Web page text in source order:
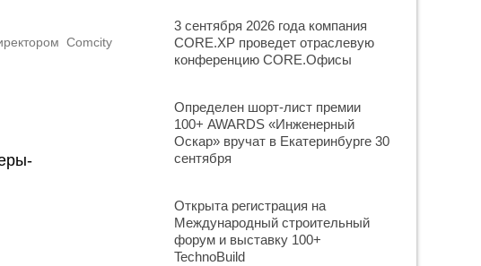
Comcity
3 сентября 2026 года компания
CORE.XP проведет отраслевую
конференцию CORE.Офисы
Определен шорт-лист премии
100+ AWARDS «Инженерный
Оскар» вручат в Екатеринбурге 30
сентября
Открыта регистрация на
Международный строительный
форум и выставку 100+
TechnoBuild